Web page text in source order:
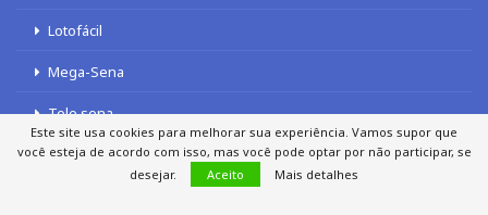
Lotofácil
Mega-Sena
Tele sena
Este site usa cookies para melhorar sua experiência. Vamos supor que
você esteja de acordo com isso, mas você pode optar por não participar, se
desejar.
Aceito Mais detalhes